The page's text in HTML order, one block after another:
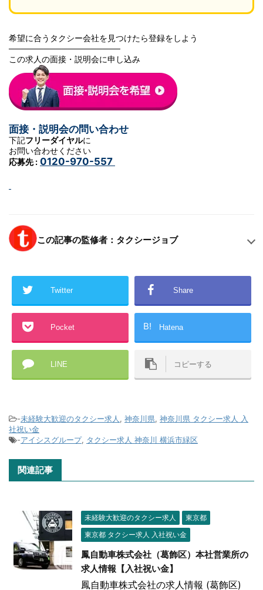
希望に合うタクシー会社を見つけたら登録をしよう
───────────────────
この求人の面接・説明会に申し込み
面接・説明会の問い合わせ
下記フリーダイヤルに
お問い合わせください
応募先 : 0120-970-557
この記事の監修者：タクシージョブ
Twitter Share
Pocket B! Hatena
LINE コピーする
-未経験大歓迎のタクシー求人, 神奈川県, 神奈川県 タクシー求人 入
社祝い金
-アイシスグループ, タクシー求人 神奈川 横浜市緑区
関連記事
未経験大歓迎のタクシー求人
東京都
東京都 タクシー求人 入社祝い金
鳳自動車株式会社（葛飾区）本社営業所の
求人情報【入社祝い金】
鳳自動車株式会社の求人情報 (葛飾区)